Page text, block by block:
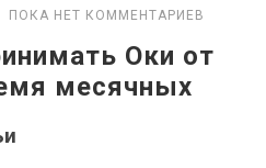
НЕТ КОММЕНТАРИЕВ
Оки от
месячных